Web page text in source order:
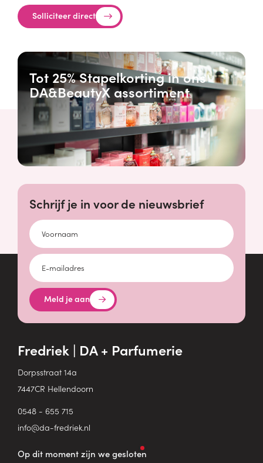
Solliciteer direct
Tot 25% Stapelkorting in ons
DA&BeautyX assortiment
Schrijf je in voor de nieuwsbrief
Voornaam
E-mailadres
Meld je aan
Fredriek | DA + Parfumerie
Dorpsstraat 14a
7447CR Hellendoorn
0548 - 655 715
info@da-fredriek.nl
Op dit moment zijn we gesloten